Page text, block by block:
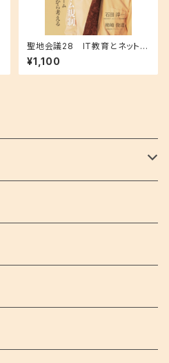
聖地会議28 IT教育とネット・
ゲーム規制／石田淳一（株式会
社アールジェイ 代表取締役）
¥1,100